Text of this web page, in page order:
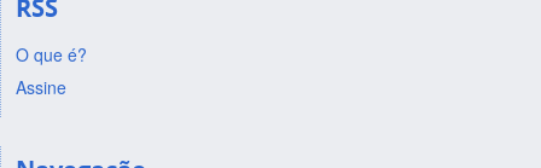
RSS
O que é?
Assine